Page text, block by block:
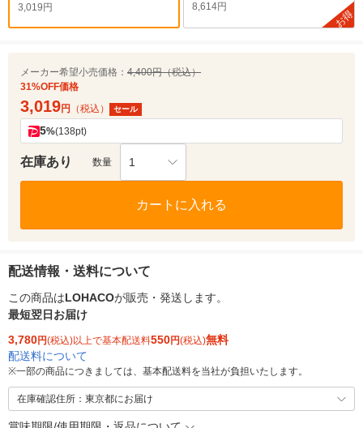
3,019円
8,614円
お得
メーカー希望小売価格： 4,400円（税込）
31%OFF価格
3,019円 （税込） セール
5%(138pt)
在庫あり 数量 1
カートに入れる
配送情報・送料について
この商品はLOHACOが販売・発送します。
最短翌日お届け
3,780円(税込)以上で基本配送料550円(税込)無料
配送料について
※一部の商品につきましては、基本配送料を当社が負担いたします。
在庫確認住所：東京都にお届け